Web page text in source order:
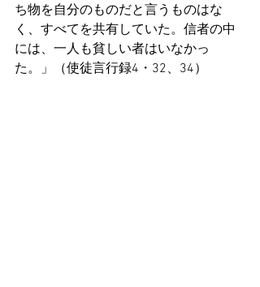
ち物を自分のものだと言うものはな
く、すべてを共有していた。信者の中
には、一人も貧しい者はいなかっ
た。」（使徒言行録4・32、34）